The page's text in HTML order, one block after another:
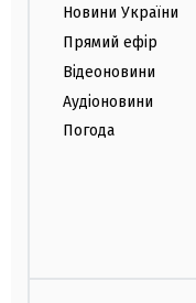
Новини України
Прямий ефір
Відеоновини
Аудіоновини
Погода